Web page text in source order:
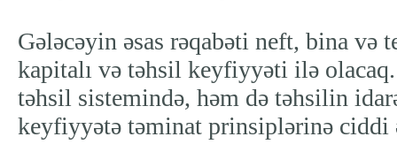
Gələcəyin əsas rəqabəti neft, bina və
kapitalı və təhsil keyfiyyəti ilə
təhsil sistemində, həm də təhsilin
keyfiyyətə təminat prinsiplərinə